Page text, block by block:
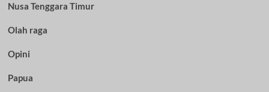
Nusa Tenggara Timur
Olah raga
Opini
Papua